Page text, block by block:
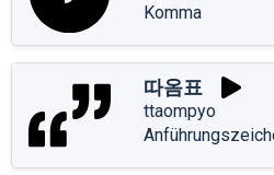
Komma
따옴표
ttaompyo